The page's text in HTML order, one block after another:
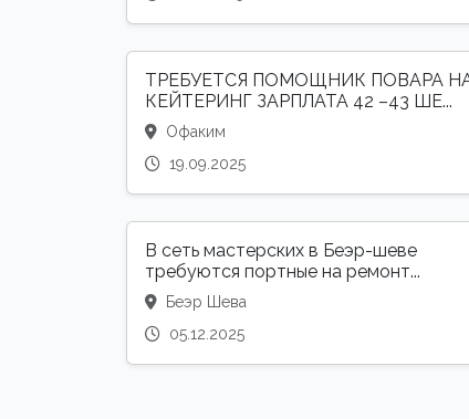
ТРЕБУЕТСЯ ПОМОЩНИК ПОВАРА
КЕЙТЕРИНГ ЗАРПЛАТА 42 –43 ШЕ...
Офаким
19.09.2025
В сеть мастерских в Беэр-шеве
требуются портные на ремонт...
Беэр Шева
05.12.2025